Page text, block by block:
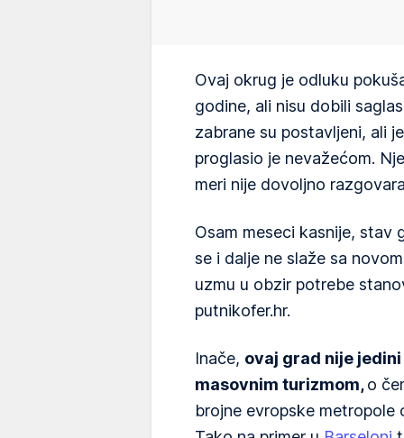
Ovaj okrug je odluku
godine, ali nisu dobili
zabrane su postavljeni, ali
proglasio je nevažećom.
meri nije dovoljno
Osam meseci kasnije, stav
se i dalje ne slaže sa
uzmu u obzir potrebe
putnikofer.hr.
Inače, ovaj grad nije
masovnim turizmom,o
brojne evropske metropole